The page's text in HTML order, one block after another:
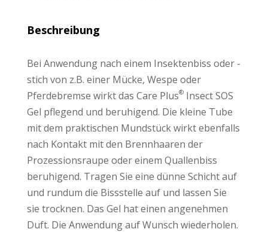
Beschreibung
Bei Anwendung nach einem Insektenbiss oder -
stich von z.B. einer Mücke, Wespe oder
Pferdebremse wirkt das Care Plus®Insect SOS
Gel pflegend und beruhigend. Die kleine Tube
mit dem praktischen Mundstück wirkt ebenfalls
nach Kontakt mit den Brennhaaren der
Prozessionsraupe oder einem Quallenbiss
beruhigend. Tragen Sie eine dünne Schicht auf
und rundum die Bissstelle auf und lassen Sie
sie trocknen. Das Gel hat einen angenehmen
Duft. Die Anwendung auf Wunsch wiederholen.